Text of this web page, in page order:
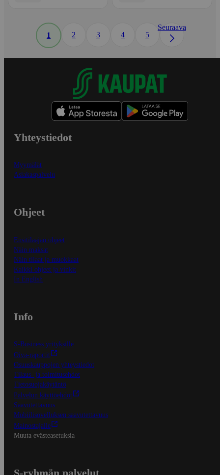
1 2 3 4 5
Seuraava
Yhteystiedot
Myymälät
Asiakaspalvelu
Ohjeet
Ensitilaajan ohjeet
Näin maksat
Näin tilaat ja muokkaat
Kaikki ohjeet ja vinkit
In English
Info
S-Business yrityksille
Oiva-raportit
Osuuskauppojen yhteystiedot
Tilaus- ja toimitusehdot
Tietosuojakäytäntö
Palvelun käyttöehdot
Saavutettavuus
Mobiilisovelluksen saavutettavuus
Mainostajalle
Muuta evästeasetuksia